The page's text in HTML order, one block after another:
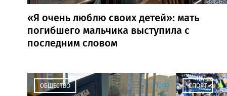
«Я очень люблю своих детей»: мать
погибшего мальчика выступила с
последним словом
ОБЩЕСТВО 10:35 СПОРТ